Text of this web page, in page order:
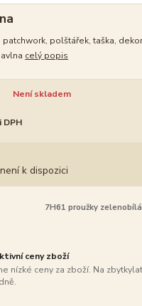
patchwork, polštářek, taška,
celý popis
Není skladem
k dispozici
7H61 proužky zelenobílá
ceny zboží
nízké ceny za zboží. Na